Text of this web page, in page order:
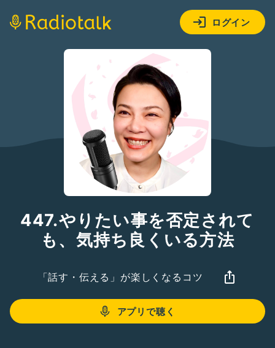
ログイン
447.やりたい事を否定されて
も、気持ち良くいる方法
「話す・伝える」が楽しくなるコツ
アプリで聴く